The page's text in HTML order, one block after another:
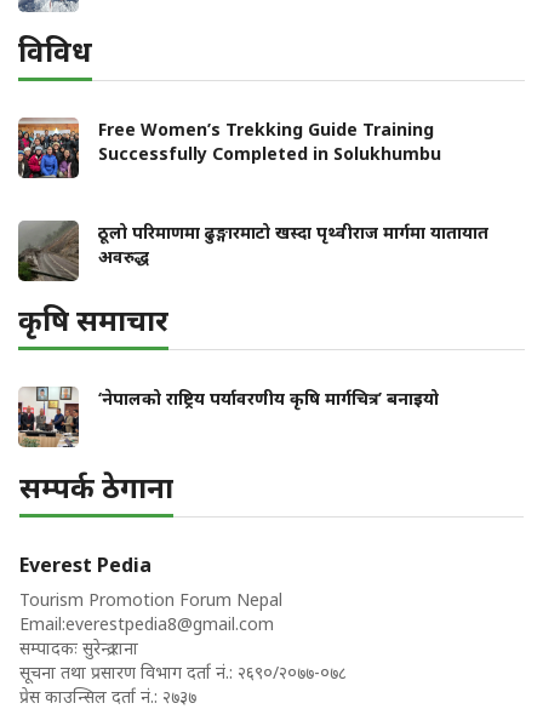
विविध
Free Women’s Trekking Guide Training
Successfully Completed in Solukhumbu
ठूलो परिमाणमा ढुङ्गारमाटो खस्दा पृथ्वीराज मार्गमा यातायात
अवरुद्ध
कृषि समाचार
‘नेपालको राष्ट्रिय पर्यावरणीय कृषि मार्गचित्र’ बनाइयो
सम्पर्क ठेगाना
Everest Pedia
Tourism Promotion Forum Nepal
Email:everestpedia8@gmail.com
सम्पादकः सुरेन्द्र राना
सूचना तथा प्रसारण विभाग दर्ता नं.: २६९०/२०७७-०७८
प्रेस काउन्सिल दर्ता नं.: २७३७